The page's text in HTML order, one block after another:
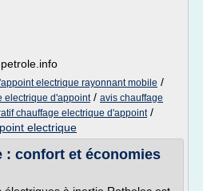
electrique rayonnant mobile /
electrique d'appoint/ avis chauffage
chauffage electrique d'appoint/
electrique
: confort et économies